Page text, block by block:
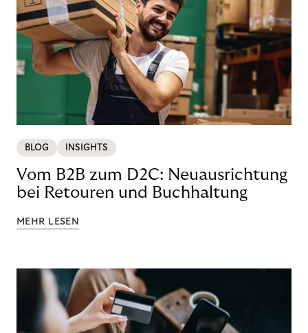
BLOG INSIGHTS
Vom B2B zum D2C: Neuausrichtung
bei Retouren und Buchhaltung
MEHR LESEN